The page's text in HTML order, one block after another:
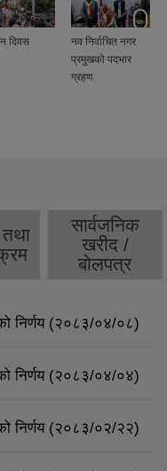
दिवस
नव निर्वाचित नगर
प्रमुखको पदभार
ग्रहण
सार्वजनिक
खरीद /
बोलपत्र
निर्णय (२०८३/०४/०८)
निर्णय (२०८३/०४/०४)
निर्णय (२०८३/०२/२२)